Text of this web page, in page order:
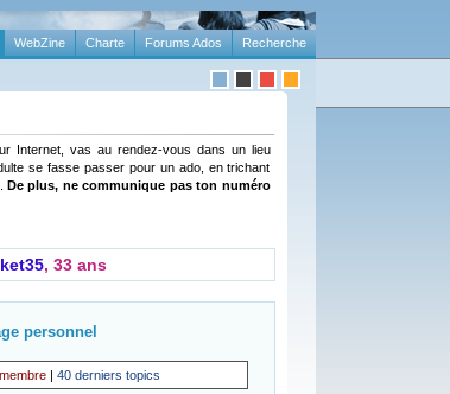
Recherche
Forums Ados
Charte
WebZine
Internet, vas au rendez-vous dans un lieu
se fasse passer pour un ado, en trichant
De plus, ne communique pas ton numéro
, 33 ans
personnel
| 40 derniers topics